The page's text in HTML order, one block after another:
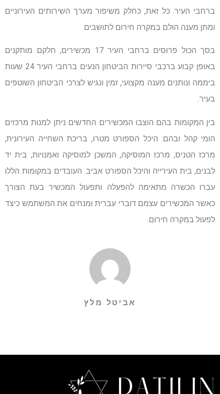
ברחבי העיר. כל זאת, כחלק משיפור מערך השירותים העירוניים
ומתן מענה הולם במקרה חירום לתושבים.
בסך הכול פרוסים ברחבי העיר 17 מכשירים, חלקם מותקנים
באופן קבוע ברכבי סיירות הביטחון הנעים ברחבי העיר 24 שעות
ביממה ונותנים מענה מקצועי, זמין ונגיש לצרכי הביטחון השוטפים
בעיר.
בין המקומות בהם הוצבו המכשירים החדשים ניתן למנות מרכזים
הומי קהל ובהם: היכל הספורט מטרו, בריכת השחייה העירונית,
מרכז הטניס, מרכז המוסיקה, המשכן למוסיקה ואמנויות, בית יד
לבנים, בית העירייה והיכל הספורט אביב. העובדים במקומות הללו
עברו הכשרה מתאימה להפעלה ותפעול המכשיר בעת הצורך
כאשר המכשירים עצמם דוברי עברית ומנחים את המשתמש כיצד
לפעול במקרה חירום.
אביטל מלץ